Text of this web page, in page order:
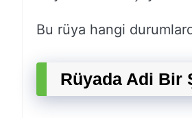
Bu rüya hangi
Rüyada Adi Bir